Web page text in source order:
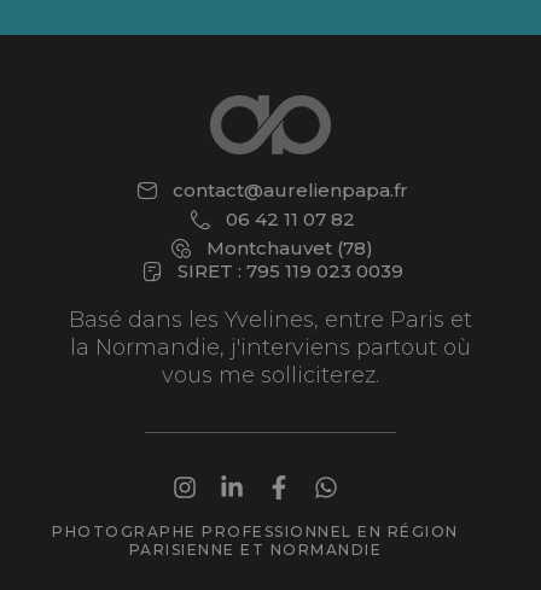
contact@aurelienpapa.fr
06 42 11 07 82
Montchauvet (78)
SIRET : 795 119 023 0039
Basé dans les Yvelines, entre Paris et
la Normandie, j'interviens partout où
vous me solliciterez.
PHOTOGRAPHE PROFESSIONNEL EN RÉGION
PARISIENNE ET NORMANDIE